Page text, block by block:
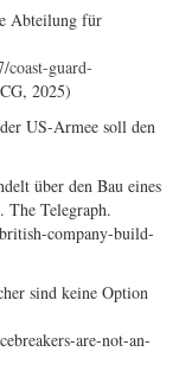
Abteilung für
guard-
2025)
US-Armee soll den
über den Bau eines
The Telegraph.
company-build-
sind keine Option
are-not-an-